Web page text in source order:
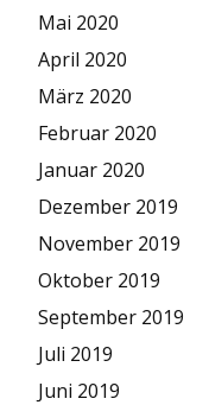
Mai 2020
April 2020
März 2020
Februar 2020
Januar 2020
Dezember 2019
November 2019
Oktober 2019
September 2019
Juli 2019
Juni 2019